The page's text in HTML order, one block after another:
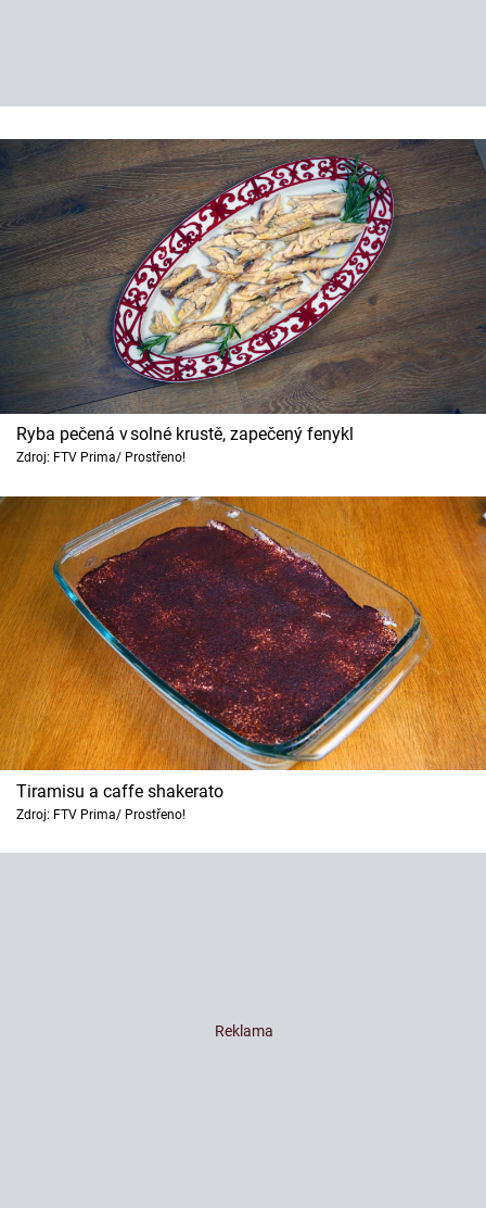
Ryba pečená v solné krustě, zapečený fenykl
Zdroj: FTV Prima/ Prostřeno!
Tiramisu a caffe shakerato
Zdroj: FTV Prima/ Prostřeno!